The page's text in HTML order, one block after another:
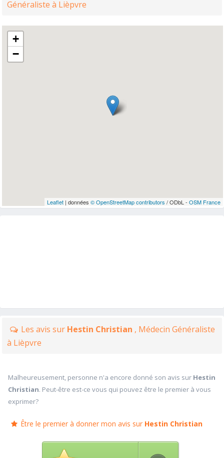
Généraliste à Lièpvre
+
−
Leaflet| données © OpenStreetMap contributors / ODbL - OSM France
Les avis sur Hestin Christian , Médecin Généraliste
à Lièpvre
Malheureusement, personne n'a encore donné son avis sur Hestin
Christian. Peut-être est-ce vous qui pouvez être le premier à vous
exprimer?
Être le premier à donner mon avis sur Hestin Christian